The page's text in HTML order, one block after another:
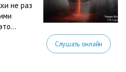
не раз
Слушать онлайн